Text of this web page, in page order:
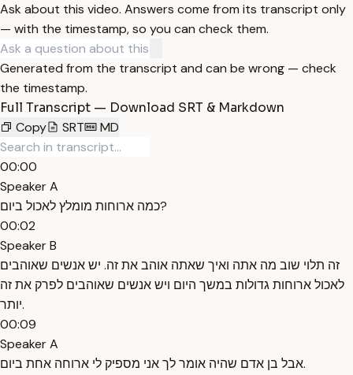
Ask about this video. Answers come from its transcript only
— with the timestamp, so you can check them.
Generated from the transcript and can be wrong — check
the timestamp.
Full Transcript — Download SRT & Markdown
Copy
SRT MD
00:00
Speaker A
כמה ארוחות מומלץ לאכול ביום?
00:02
Speaker B
זה תלוי שוב מה אתה ואיך שאתה אוהב את זה. יש אנשים שאוהבים
לאכול ארוחות גדולות במשך היום ויש אנשים שאוהבים לפרק את זה
יותר.
00:09
Speaker A
אבל בן אדם שהיה אומר לך אני מספיק לי ארוחה אחת ביום.